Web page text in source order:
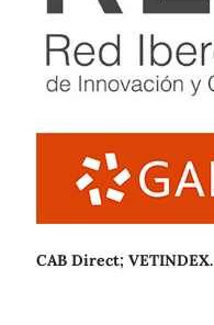
CAB Direct; VETINDEX.